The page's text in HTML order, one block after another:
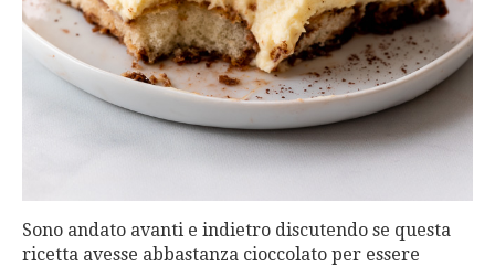
Sono andato avanti e indietro discutendo se questa
ricetta avesse abbastanza cioccolato per essere